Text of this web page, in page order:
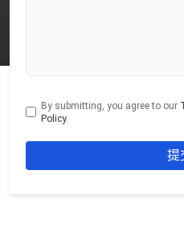
By submitting, you agree to our
Policy.